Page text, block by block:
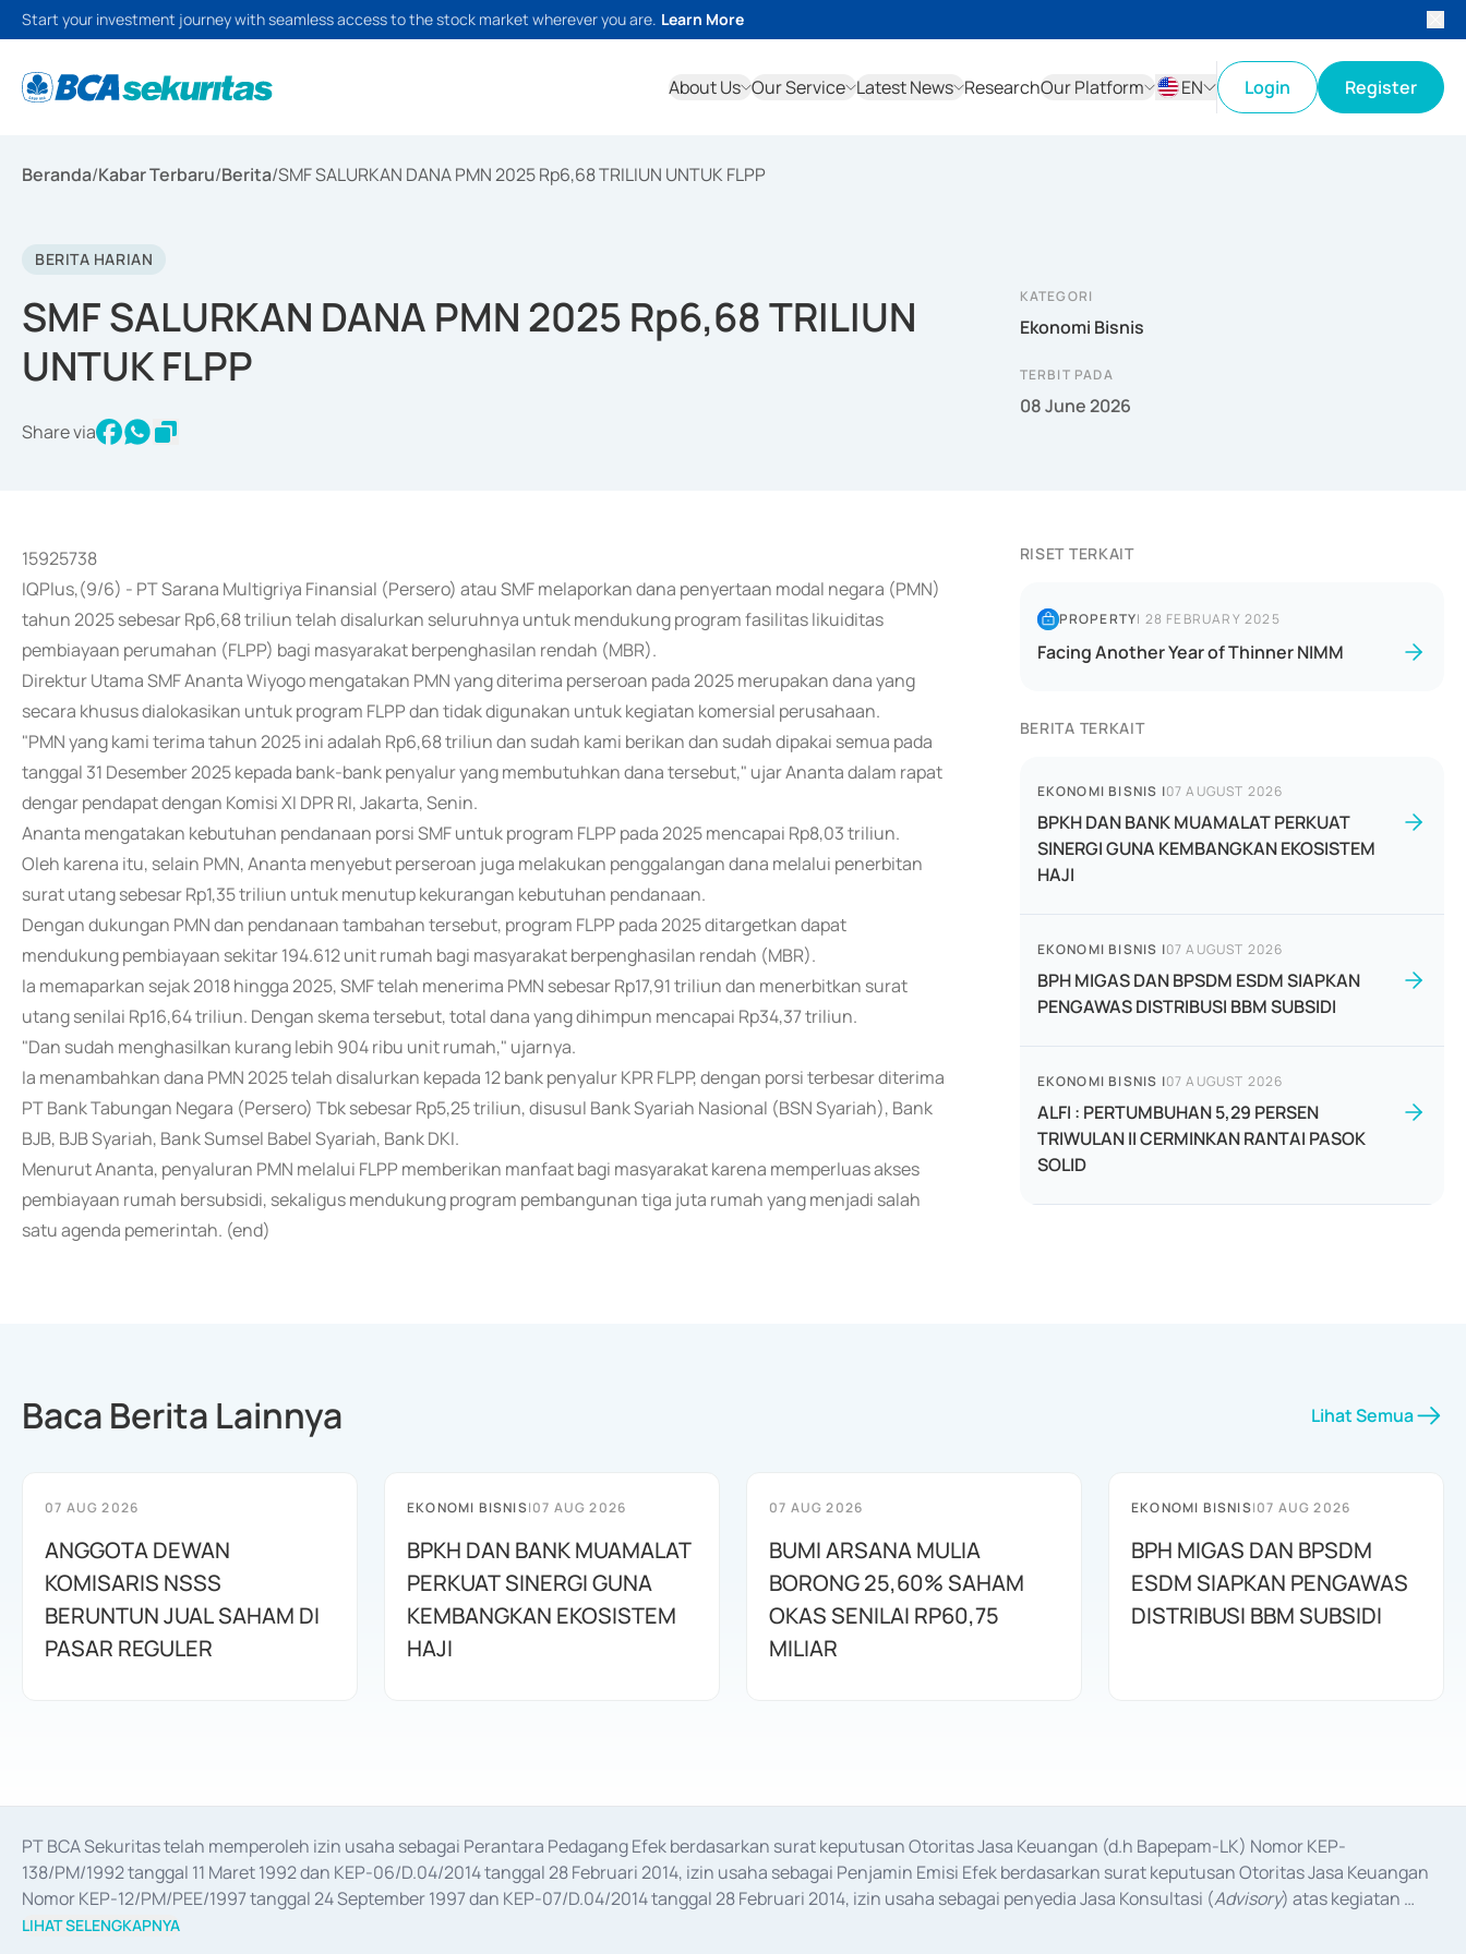
Start your investment journey with seamless access to the stock market wherever you are. Learn More
About Us Our Service Latest News ResearchOur Platform
EN
Login Register
Beranda/Kabar Terbaru/Berita/SMF SALURKAN DANA PMN 2025 Rp6,68 TRILIUN UNTUK FLPP
BERITA HARIAN
SMF SALURKAN DANA PMN 2025 Rp6,68 TRILIUN
UNTUK FLPP
Share via
KATEGORI
Ekonomi Bisnis
TERBIT PADA
08 June 2026
15925738
IQPlus,(9/6) - PT Sarana Multigriya Finansial (Persero) atau SMF melaporkan dana penyertaan modal negara (PMN)
tahun 2025 sebesar Rp6,68 triliun telah disalurkan seluruhnya untuk mendukung program fasilitas likuiditas
pembiayaan perumahan (FLPP) bagi masyarakat berpenghasilan rendah (MBR).
Direktur Utama SMF Ananta Wiyogo mengatakan PMN yang diterima perseroan pada 2025 merupakan dana yang
secara khusus dialokasikan untuk program FLPP dan tidak digunakan untuk kegiatan komersial perusahaan.
"PMN yang kami terima tahun 2025 ini adalah Rp6,68 triliun dan sudah kami berikan dan sudah dipakai semua pada
tanggal 31 Desember 2025 kepada bank-bank penyalur yang membutuhkan dana tersebut," ujar Ananta dalam rapat
dengar pendapat dengan Komisi XI DPR RI, Jakarta, Senin.
Ananta mengatakan kebutuhan pendanaan porsi SMF untuk program FLPP pada 2025 mencapai Rp8,03 triliun.
Oleh karena itu, selain PMN, Ananta menyebut perseroan juga melakukan penggalangan dana melalui penerbitan
surat utang sebesar Rp1,35 triliun untuk menutup kekurangan kebutuhan pendanaan.
Dengan dukungan PMN dan pendanaan tambahan tersebut, program FLPP pada 2025 ditargetkan dapat
mendukung pembiayaan sekitar 194.612 unit rumah bagi masyarakat berpenghasilan rendah (MBR).
Ia memaparkan sejak 2018 hingga 2025, SMF telah menerima PMN sebesar Rp17,91 triliun dan menerbitkan surat
utang senilai Rp16,64 triliun. Dengan skema tersebut, total dana yang dihimpun mencapai Rp34,37 triliun.
"Dan sudah menghasilkan kurang lebih 904 ribu unit rumah," ujarnya.
Ia menambahkan dana PMN 2025 telah disalurkan kepada 12 bank penyalur KPR FLPP, dengan porsi terbesar diterima
PT Bank Tabungan Negara (Persero) Tbk sebesar Rp5,25 triliun, disusul Bank Syariah Nasional (BSN Syariah), Bank
BJB, BJB Syariah, Bank Sumsel Babel Syariah, Bank DKI.
Menurut Ananta, penyaluran PMN melalui FLPP memberikan manfaat bagi masyarakat karena memperluas akses
pembiayaan rumah bersubsidi, sekaligus mendukung program pembangunan tiga juta rumah yang menjadi salah
satu agenda pemerintah. (end)
RISET TERKAIT
PROPERTY| 28 FEBRUARY 2025
Facing Another Year of Thinner NIMM
BERITA TERKAIT
EKONOMI BISNIS |07 AUGUST 2026
BPKH DAN BANK MUAMALAT PERKUAT
SINERGI GUNA KEMBANGKAN EKOSISTEM
HAJI
EKONOMI BISNIS |07 AUGUST 2026
BPH MIGAS DAN BPSDM ESDM SIAPKAN
PENGAWAS DISTRIBUSI BBM SUBSIDI
EKONOMI BISNIS |07 AUGUST 2026
ALFI : PERTUMBUHAN 5,29 PERSEN
TRIWULAN II CERMINKAN RANTAI PASOK
SOLID
Baca Berita Lainnya Lihat Semua
07 AUG 2026
ANGGOTA DEWAN
KOMISARIS NSSS
BERUNTUN JUAL SAHAM DI
PASAR REGULER
EKONOMI BISNIS|07 AUG 2026
BPKH DAN BANK MUAMALAT
PERKUAT SINERGI GUNA
KEMBANGKAN EKOSISTEM
HAJI
07 AUG 2026
BUMI ARSANA MULIA
BORONG 25,60% SAHAM
OKAS SENILAI RP60,75
MILIAR
EKONOMI BISNIS|07 AUG 2026
BPH MIGAS DAN BPSDM
ESDM SIAPKAN PENGAWAS
DISTRIBUSI BBM SUBSIDI
PT BCA Sekuritas telah memperoleh izin usaha sebagai Perantara Pedagang Efek berdasarkan surat keputusan Otoritas Jasa Keuangan (d.h Bapepam-LK) Nomor KEP-
138/PM/1992 tanggal 11 Maret 1992 dan KEP-06/D.04/2014 tanggal 28 Februari 2014, izin usaha sebagai Penjamin Emisi Efek berdasarkan surat keputusan Otoritas Jasa Keuangan
Nomor KEP-12/PM/PEE/1997 tanggal 24 September 1997 dan KEP-07/D.04/2014 tanggal 28 Februari 2014, izin usaha sebagai penyedia Jasa Konsultasi (Advisory) atas kegiatan
merger, akuisisi, divestasi, dan
LIHAT SELENGKAPNYA